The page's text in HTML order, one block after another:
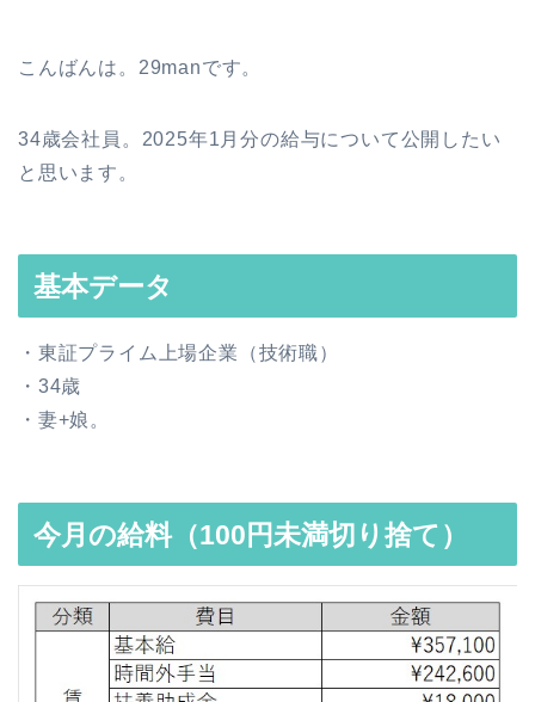
こんばんは。29manです。
34歳会社員。2025年1月分の給与について公開したい
と思います。
基本データ
・東証プライム上場企業（技術職）
・34歳
・妻+娘。
今月の給料（100円未満切り捨て）